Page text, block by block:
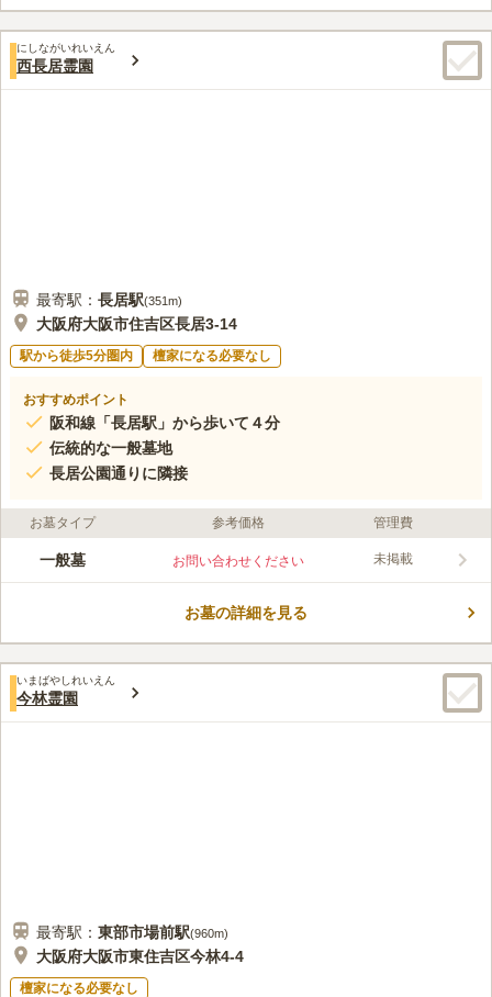
にしながいれいえん
西長居霊園
最寄駅： 長居駅(351m)
大阪府大阪市住吉区長居3-14
駅から徒歩5分圏内 檀家になる必要なし
おすすめポイント
阪和線「長居駅」から歩いて４分
伝統的な一般墓地
長居公園通りに隣接
お墓タイプ 参考価格 管理費
一般墓 お問い合わせください 未掲載
お墓の詳細を見る
いまばやしれいえん
今林霊園
最寄駅： 東部市場前駅(960m)
大阪府大阪市東住吉区今林4-4
檀家になる必要なし